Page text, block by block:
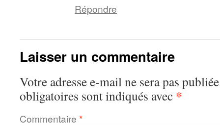
Répondre
Laisser un commentaire
Votre adresse e-mail ne sera pas
obligatoires sont indiqués avec *
Commentaire *